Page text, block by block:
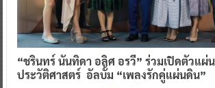
“ชรินทร์ นันทิดา อลิศ อรวี” ร่วมเปิดตัวแผ่
ประวัติศาสตร์ อัลบั้ม “เพลงรักคู่แผ่นดิน”